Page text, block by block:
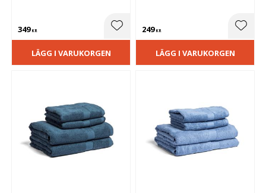
349KR Lägg till i favoriter
LÄGG I VARUKORGEN
249KR
LÄGG I VARUKORGEN